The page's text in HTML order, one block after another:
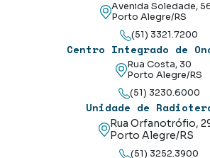
Avenida Soledade,
Porto Alegre/RS
(51) 3321.7200
Centro Integrado de
Rua Costa, 30
Porto Alegre/RS
(51) 3230.6000
Unidade de
Rua Orfanotrófio,
Porto Alegre/RS
(51) 3252.3900